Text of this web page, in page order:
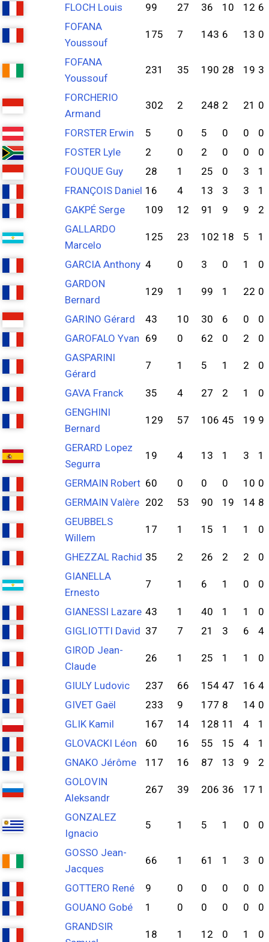
FLOCH Louis
99 27 36 10 12 6
FOFANA
Youssouf
175 7 143 6 13 0
FOFANA
Youssouf
231 35 190 28 19 3
FORCHERIO
Armand
302 2 248 2 21 0
FORSTER Erwin 5 0 5 0 0
0
FOSTER Lyle
2 0 2 0 0
0
FOUQUE Guy
28 1 25 0 3
1
FRANÇOIS Daniel 16 4 13 3 3
1
GAKPÉ Serge
109 12 91 9 9
2
GALLARDO
Marcelo
125 23 102 18 5 1
GARCIA Anthony 4 0 3 0 1
0
GARDON
Bernard
129 1 99 1 22 0
GARINO Gérard 43 10 30 6 0
0
GAROFALO Yvan 69 0 62 0 2
0
GASPARINI
Gérard
7 1 5 1 2 0
GAVA Franck 35 4 27 2 1
0
GENGHINI
Bernard
129 57 106 45 19 9
GERARD Lopez
Segurra
19 4 13 1 3 1
GERMAIN Robert 60 0 0 0 10 0
GERMAIN Valère 202 53 90 19 14 8
GEUBBELS
Willem
17 1 15 1 1 0
GHEZZAL Rachid 35 2 26 2 2
0
GIANELLA
Ernesto
7 1 6 1 0 0
GIANESSI Lazare 43 1 40 1 1
0
GIGLIOTTI David 37 7 21 3 6
4
GIROD Jean-
Claude
26 1 25 1 1 0
GIULY Ludovic 237 66 154 47 16 4
GIVET Gaël
233 9 177 8 14 0
GLIK Kamil
167 14 128 11 4
1
GLOVACKI Léon
60 16 55 15 4
1
GNAKO Jérôme
117 16 87 13 9
2
GOLOVIN
Aleksandr
267 39 206 36 17 1
GONZALEZ
Ignacio
5 1 5 1 0 0
GOSSO Jean-
Jacques
66 1 61 1 3 0
GOTTERO René 9 0 0 0 0
0
GOUANO Gobé
1 0 0 0 0
0
GRANDSIR
18 1 12 0 1 0